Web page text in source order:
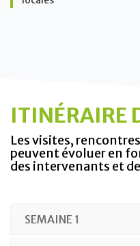
ITINÉRAIRE
Les visites,
peuvent évoluer en
des intervenants et
SEMAINE 1